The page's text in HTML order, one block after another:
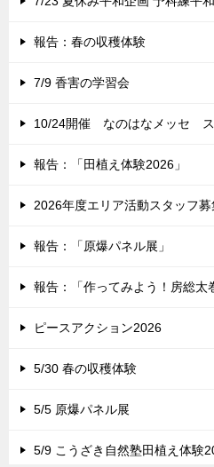
報告：春の収穫体験
7/9 香害の学習会
10/24開催 なのはなメッセ ス
報告：「田植え体験2026」
2026年度エリア活動スタッフ募
報告：「原爆パネル展」
報告：「作ってみよう！房総太
ピースアクション2026
5/30 春の収穫体験
5/5 原爆パネル展
5/9 こうざき自然塾田植え体験